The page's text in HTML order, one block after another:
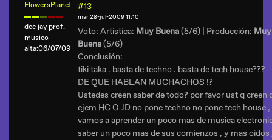
FlowersPlanet
dee jay prof.
músico
alta:06/07/09
#13
mar 28-jul-2009 11:10
Voto: Artística: Muy Buena(5/6) | Producción: Muy
Buena(5/6)
Conclusión:
tiki taka . basta de techno . basta de tech house???
DE QUE HABLAN MUCHACHOS !?
Ustedes creen saber de todo? por favor ust q creen
ejem HC O JD no pone techno no pone tech house ,
vamos a aprender un poco mas de musica
saber un poco mas de sus comienzos , y mas oidos